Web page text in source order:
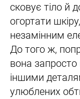
сковує тіло й
огортати
незамінним
До того ж,
вона
іншими
улюблених